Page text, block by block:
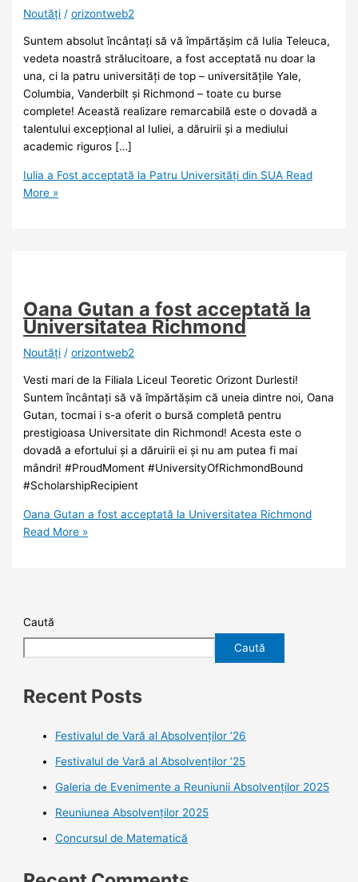
Noutăţi /orizontweb2
Suntem absolut încântați să vă împărtășim că Iulia Teleuca,
vedeta noastră strălucitoare, a fost acceptată nu doar la
una, ci la patru universități de top – universitățile Yale,
Columbia, Vanderbilt și Richmond – toate cu burse
complete! Această realizare remarcabilă este o dovadă a
talentului excepțional al Iuliei, a dăruirii și a mediului
academic riguros […]
Iulia a Fost acceptată la Patru Universități din SUA Read
More »
Oana Gutan a fost acceptată la
Universitatea Richmond
Noutăţi /orizontweb2
Vesti mari de la Filiala Liceul Teoretic Orizont Durlesti!
Suntem încântați să vă împărtășim că uneia dintre noi, Oana
Gutan, tocmai i s-a oferit o bursă completă pentru
prestigioasa Universitate din Richmond! Acesta este o
dovadă a efortului și a dăruirii ei și nu am putea fi mai
mândri! #ProudMoment #UniversityOfRichmondBound
#ScholarshipRecipient
Oana Gutan a fost acceptată la Universitatea Richmond
Read More »
Caută
Caută
Recent Posts
Festivalul de Vară al Absolvenților ’26
Festivalul de Vară al Absolvenților ’25
Galeria de Evenimente a Reuniunii Absolvenților 2025
Reuniunea Absolvenților 2025
Concursul de Matematică